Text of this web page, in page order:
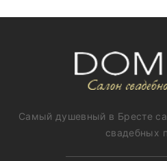
Самый душевный в Бресте
свадебных